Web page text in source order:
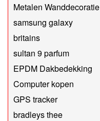
Metalen Wanddecoratie
samsung galaxy
britains
sultan 9 parfum
EPDM Dakbedekking
Computer kopen
GPS tracker
bradleys thee